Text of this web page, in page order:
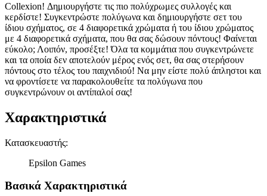
Collexion! Δημιουργήστε τις πιο πολύχρωμες συλλογές και
κερδίστε! Συγκεντρώστε πολύγωνα και δημιουργήστε σετ του
ίδιου σχήματος, σε 4 διαφορετικά χρώματα ή του ίδιου χρώματος
με 4 διαφορετικά σχήματα, που θα σας δώσουν πόντους! Φαίνεται
εύκολο; Λοιπόν, προσέξτε! Όλα τα κομμάτια που συγκεντρώνετε
και τα οποία δεν αποτελούν μέρος ενός σετ, θα σας στερήσουν
πόντους στο τέλος του παιχνιδιού! Να μην είστε πολύ άπληστοι και
να φροντίσετε να παρακολουθείτε τα πολύγωνα που
συγκεντρώνουν οι αντίπαλοί σας!
Χαρακτηριστικά
Κατασκευαστής:
Epsilon Games
Βασικά Χαρακτηριστικά